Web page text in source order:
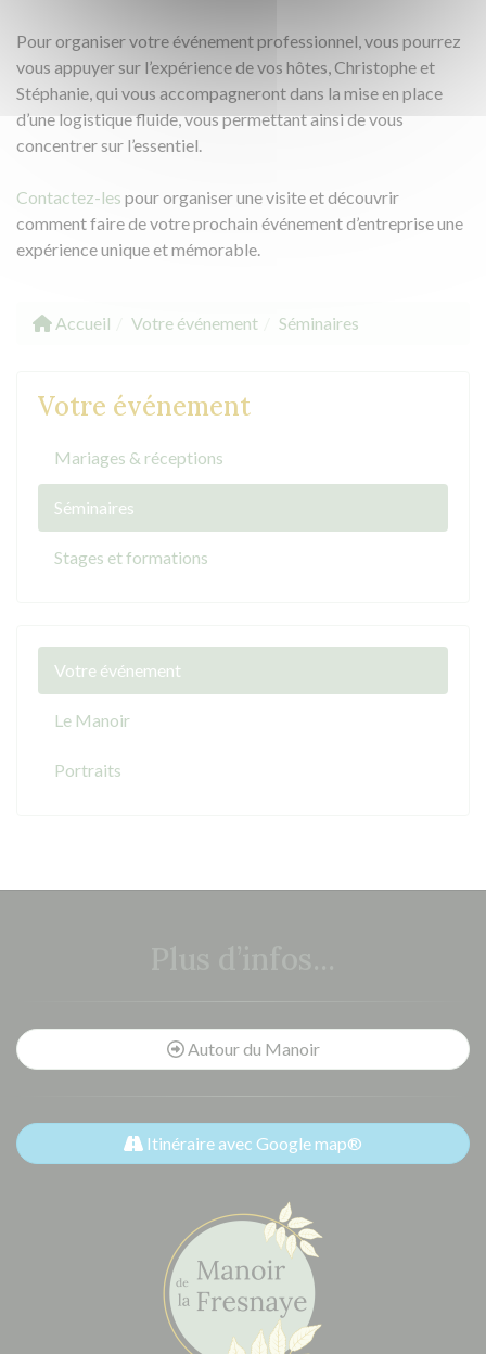
Pour organiser votre événement professionnel, vous pourrez
vous appuyer sur l’expérience de vos hôtes, Christophe et
Stéphanie, qui vous accompagneront dans la mise en place
d’une logistique fluide, vous permettant ainsi de vous
concentrer sur l’essentiel.
Contactez-les pour organiser une visite et découvrir
comment faire de votre prochain événement d’entreprise une
expérience unique et mémorable.
Accueil Votre événement Séminaires
Votre événement
Mariages & réceptions
Séminaires
Stages et formations
Votre événement
Le Manoir
Portraits
Autour du Manoir
Itinéraire avec Google map®